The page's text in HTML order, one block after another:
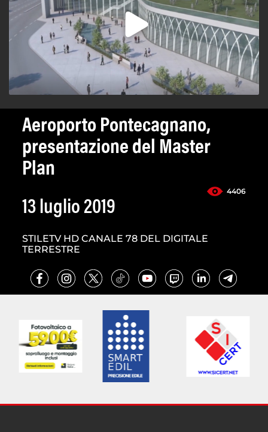
Aeroporto Pontecagnano,
presentazione del Master
Plan
4406
13 luglio 2019
STILETV HD CANALE 78 DEL DIGITALE
TERRESTRE